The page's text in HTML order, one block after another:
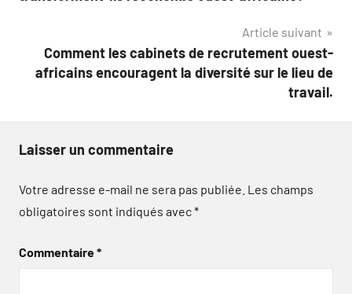
Article suivant
Comment les cabinets de recrutement ouest-
africains encouragent la diversité sur le lieu de
travail.
Laisser un commentaire
Votre adresse e-mail ne sera pas publiée. Les champs
obligatoires sont indiqués avec*
Commentaire*